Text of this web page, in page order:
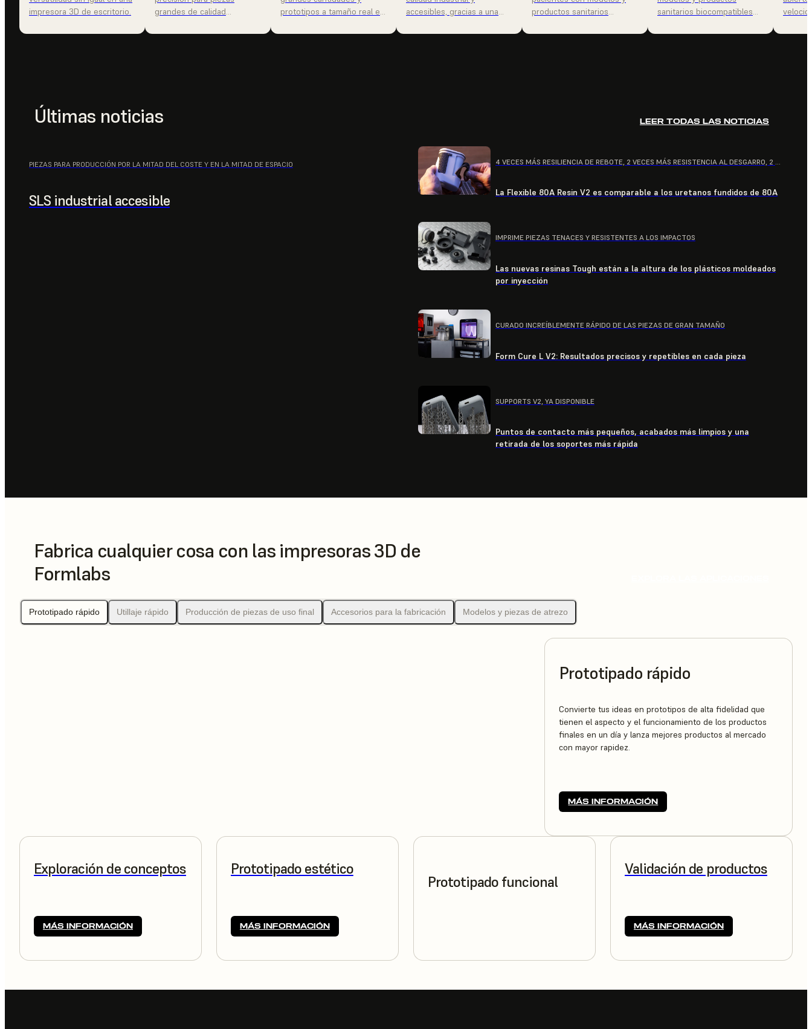
impresora 3D de escritorio.
grandes de calidad
prototipos a tamaño real en
accesibles, gracias a una
estructuras de soporte.
productos sanitarios
sanitarios biocompatibles
Últimas noticias LEER TODAS LAS NOTICIAS
PIEZAS PARA PRODUCCIÓN POR LA MITAD DEL COSTE Y EN LA MITAD DE ESPACIO
SLS industrial accesible La Flexible 80A Resin V2 es comparable a los uretanos fundidos de 80A
IMPRIME PIEZAS TENACES Y RESISTENTES A LOS IMPACTOS
Las nuevas resinas Tough están a la altura de los plásticos moldeados
por inyección
CURADO INCREÍBLEMENTE RÁPIDO DE LAS PIEZAS DE GRAN TAMAÑO
Form Cure L V2: Resultados precisos y repetibles en cada pieza
SUPPORTS V2, YA DISPONIBLE
Puntos de contacto más pequeños, acabados más limpios y una
retirada de los soportes más rápida
Fabrica cualquier cosa con las impresoras 3D de
Formlabs
Prototipado rápido Utillaje rápido Producción de piezas de uso final Accesorios para la fabricación Modelos y piezas de atrezo
Prototipado rápido
Convierte tus ideas en prototipos de alta fidelidad que
tienen el aspecto y el funcionamiento de los productos
finales en un día y lanza mejores productos al mercado
con mayor rapidez.
MÁS INFORMACIÓN
Exploración de conceptos
MÁS INFORMACIÓN
Prototipado estético
MÁS INFORMACIÓN
Prototipado funcional
Validación de productos
MÁS INFORMACIÓN